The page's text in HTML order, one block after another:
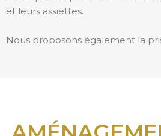
et leurs assiettes.
Nous proposons également la